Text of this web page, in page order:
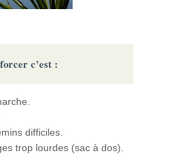
c’est :
difficiles.
trop lourdes (sac à dos).